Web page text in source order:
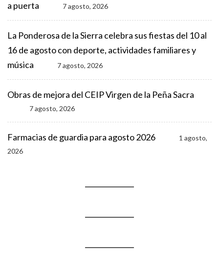
a puerta 7 agosto, 2026
La Ponderosa de la Sierra celebra sus fiestas del 10 al
16 de agosto con deporte, actividades familiares y
música
7 agosto, 2026
Obras de mejora del CEIP Virgen de la Peña Sacra
7 agosto, 2026
Farmacias de guardia para agosto 2026
1 agosto,
2026